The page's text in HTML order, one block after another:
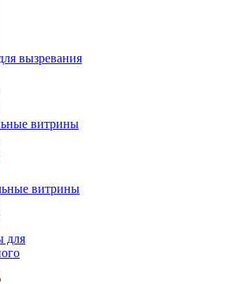
вызревания
витрины
витрины
для